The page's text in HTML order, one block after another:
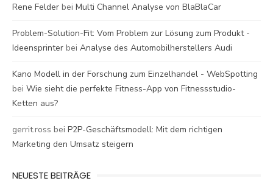
Rene Felder bei Multi Channel Analyse von BlaBlaCar
Problem-Solution-Fit: Vom Problem zur Lösung zum Produkt -
Ideensprinter bei Analyse des Automobilherstellers Audi
Kano Modell in der Forschung zum Einzelhandel - WebSpotting
bei Wie sieht die perfekte Fitness-App von Fitnessstudio-
Ketten aus?
gerrit.ross bei P2P-Geschäftsmodell: Mit dem richtigen
Marketing den Umsatz steigern
NEUESTE BEITRÄGE